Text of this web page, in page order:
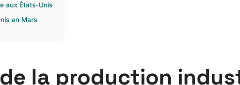
aux États-Unis
en Mars
de la production